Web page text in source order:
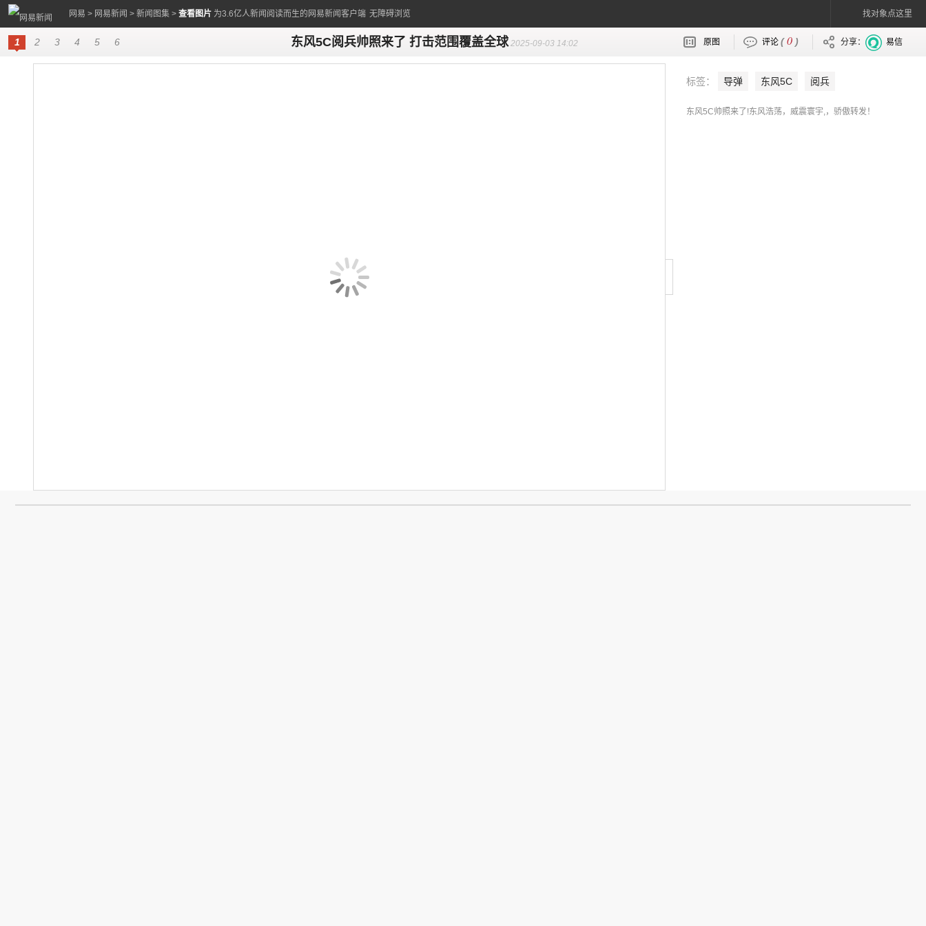
网易 > 网易新闻 > 新闻图集 > 查看图片 为3.6亿人新闻阅读而生的网易新闻客户端 无障碍浏览 找对象点这里
1 2 3 4 5 6 东风5C阅兵帅照来了 打击范围覆盖全球 2025-09-03 14:02 原图 评论 (0 ) 分享： 易信
标签： 导弹 东风5C 阅兵
东风5C帅照来了!东风浩荡，威震寰宇,，骄傲转发！